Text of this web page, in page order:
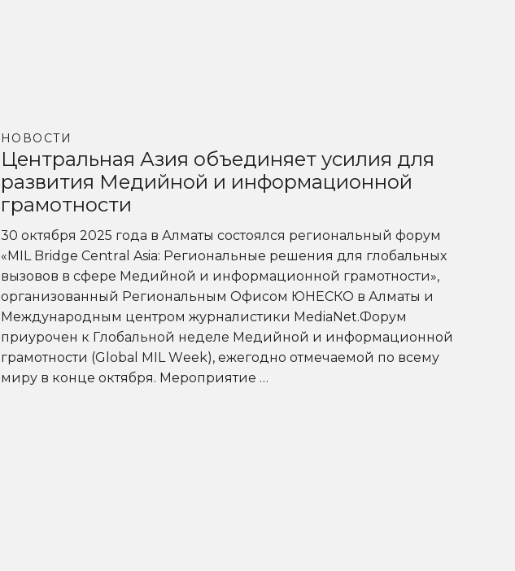
НОВОСТИ
Центральная Азия объединяет усилия для
развития Медийной и информационной
грамотности
30 октября 2025 года в Алматы состоялся региональный форум
«MIL Bridge Central Asia: Региональные решения для глобальных
вызовов в сфере Медийной и информационной грамотности»,
организованный Региональным Офисом ЮНЕСКО в Алматы и
Международным центром журналистики MediaNet.Форум
приурочен к Глобальной неделе Медийной и информационной
грамотности (Global MIL Week), ежегодно отмечаемой по всему
миру в конце октября. Мероприятие …